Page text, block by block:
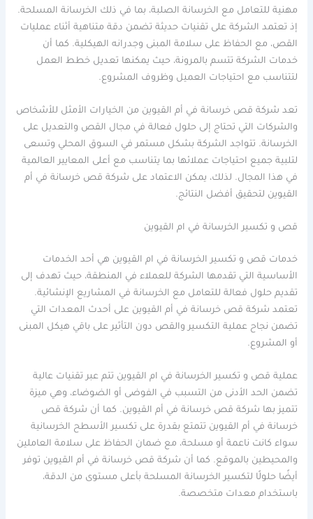
مهنية للتعامل مع الخرسانة الصلبة، بما في ذلك الخرسانة المسلحة.
إذ تعتمد الشركة على تقنيات حديثة تضمن دقة متناهية أثناء عمليات
القص، مع الحفاظ على سلامة المبنى وجدرانه الهيكلية. كما أن
خدمات الشركة تتسم بالمرونة، حيث يمكنها تعديل خطط العمل
لتتناسب مع احتياجات العميل وظروف المشروع.
تعد شركة قص خرسانة في أم القيوين من الخيارات الأمثل للأشخاص
والشركات التي تحتاج إلى حلول فعالة في مجال القص والتعديل على
الخرسانة. تتواجد الشركة بشكل مستمر في السوق المحلي وتسعى
لتلبية جميع احتياجات عملائها بما يتناسب مع أعلى المعايير العالمية
في هذا المجال. لذلك، يمكن الاعتماد على شركة قص خرسانة في أم
القيوين لتحقيق أفضل النتائج.
قص و تكسير الخرسانة في ام القيوين
خدمات قص و تكسير الخرسانة في ام القيوين هي أحد الخدمات
الأساسية التي تقدمها الشركة للعملاء في المنطقة، حيث تهدف إلى
تقديم حلول فعالة للتعامل مع الخرسانة في المشاريع الإنشائية.
تعتمد شركة قص خرسانة في أم القيوين على أحدث المعدات التي
تضمن نجاح عملية التكسير والقص دون التأثير على باقي هيكل المبنى
أو المشروع.
عملية قص و تكسير الخرسانة في ام القيوين تتم عبر تقنيات عالية
تضمن الحد الأدنى من التسبب في الفوضى أو الضوضاء، وهي ميزة
تتميز بها شركة قص خرسانة في أم القيوين. كما أن شركة قص
خرسانة في أم القيوين تتمتع بقدرة على تكسير الأسطح الخرسانية
سواء كانت ناعمة أو مسلحة، مع ضمان الحفاظ على سلامة العاملين
والمحيطين بالموقع. كما أن شركة قص خرسانة في أم القيوين توفر
أيضًا حلولًا لتكسير الخرسانة المسلحة بأعلى مستوى من الدقة،
باستخدام معدات متخصصة.